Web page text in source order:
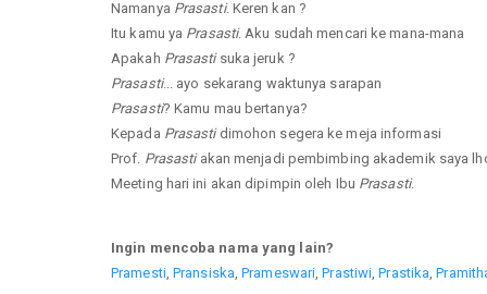
Namanya Prasasti. Keren kan ?
Itu kamu ya Prasasti. Aku sudah mencari ke mana-mana
Apakah Prasastisuka jeruk ?
Prasasti... ayo sekarang waktunya sarapan
Prasasti? Kamu mau bertanya?
Kepada Prasastidimohon segera ke meja informasi
Prof. Prasastiakan menjadi pembimbing akademik saya
Meeting hari ini akan dipimpin oleh Ibu Prasasti.
Ingin mencoba nama yang lain?
Pramesti,Pransiska ,Prameswari ,Prastiwi ,Prastika ,